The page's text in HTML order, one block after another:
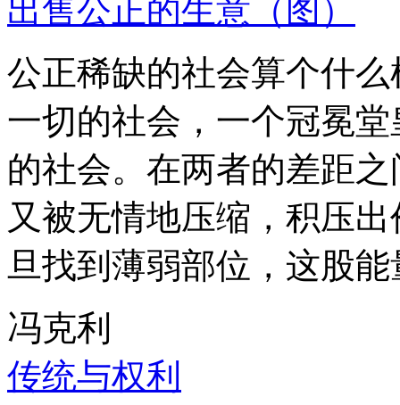
出售公正的生意（图）
公正稀缺的社会算个什
一切的社会，一个冠冕
的社会。在两者的差距
又被无情地压缩，积压
旦找到薄弱部位，这股
冯克利
传统与权利